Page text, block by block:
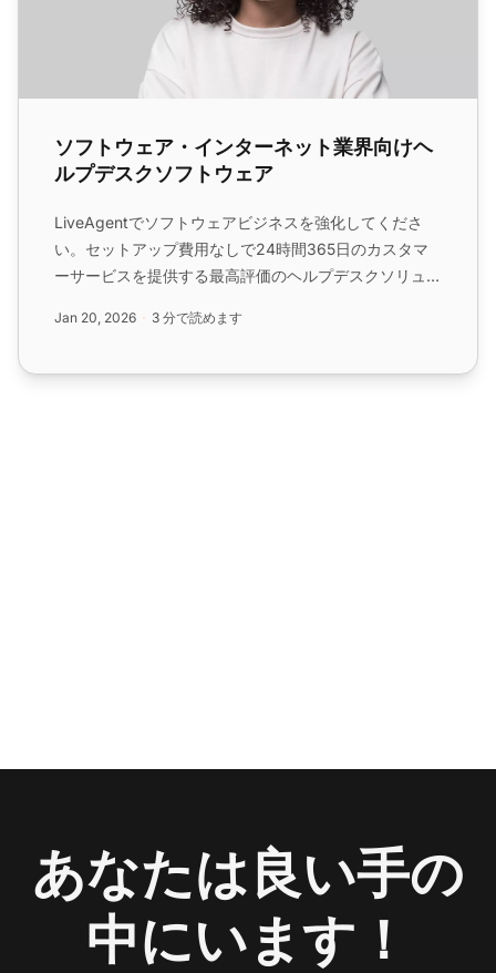
ソフトウェア・インターネット業界向けヘ
ルプデスクソフトウェア
LiveAgentでソフトウェアビジネスを強化してくださ
い。セットアップ費用なしで24時間365日のカスタマ
ーサービスを提供する最高評価のヘルプデスクソリュー
い。...
Jan 20, 2026 3 分で読めます
あなたは良い手の
中にいます！